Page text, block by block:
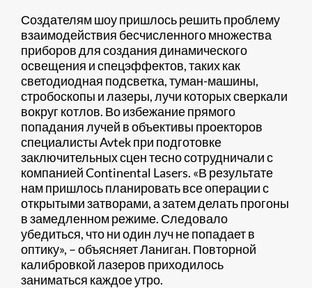
Создателям шоу пришлось решить проблему
взаимодействия бесчисленного множества
приборов для создания динамического
освещения и спецэффектов, таких как
светодиодная подсветка, туман-машины,
стробоскопы и лазеры, лучи которых сверкали
вокруг котлов. Во избежание прямого
попадания лучей в объективы проекторов
специалисты Avtek при подготовке
заключительных сцен тесно сотрудничали с
компанией Continental Lasers. «В результате
нам пришлось планировать все операции с
открытыми затворами, а затем делать прогоны
в замедленном режиме. Следовало
убедиться, что ни один луч не попадает в
оптику», – объясняет Ланиган. Повторной
калибровкой лазеров приходилось
заниматься каждое утро.